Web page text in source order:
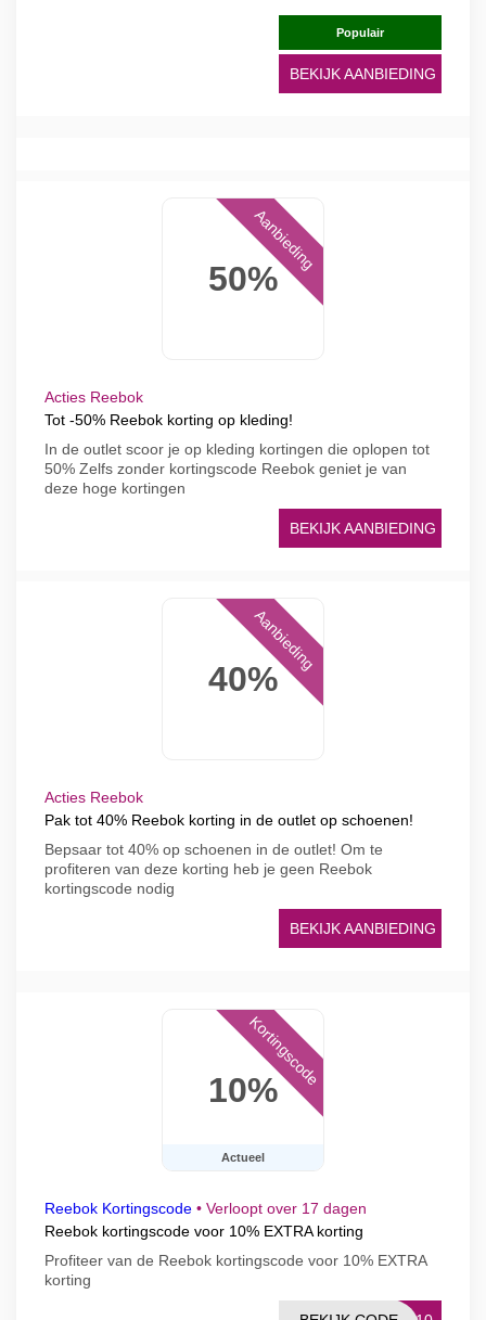
Populair
BEKIJK AANBIEDING
50%
Aanbieding
Acties Reebok
Tot -50% Reebok korting op kleding!
In de outlet scoor je op kleding kortingen die oplopen tot
50% Zelfs zonder kortingscode Reebok geniet je van
deze hoge kortingen
BEKIJK AANBIEDING
40%
Aanbieding
Acties Reebok
Pak tot 40% Reebok korting in de outlet op schoenen!
Bepsaar tot 40% op schoenen in de outlet! Om te
profiteren van deze korting heb je geen Reebok
kortingscode nodig
BEKIJK AANBIEDING
10%
Actueel
Kortingscode
Reebok Kortingscode • Verloopt over 17 dagen
Reebok kortingscode voor 10% EXTRA korting
Profiteer van de Reebok kortingscode voor 10% EXTRA
korting